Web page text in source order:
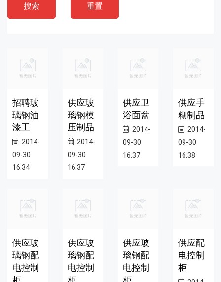
搜索 重置
招聘玻
璃钢油
漆工
2014-
09-30
16:34
供应玻
璃钢模
压制品
2014-
09-30
16:37
供应卫
浴面盆
2014-
09-30
16:37
供应手
糊制品
2014-
09-30
16:38
供应玻
璃钢配
电控制
柜
供应玻
璃钢配
电控制
柜
供应玻
璃钢配
电控制
柜
供应配
电控制
柜